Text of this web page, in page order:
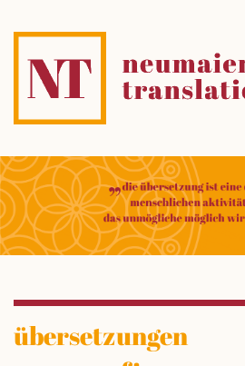
übersetzungen